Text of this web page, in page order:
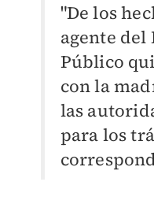
"De los
agente
Público
con la
las
para los